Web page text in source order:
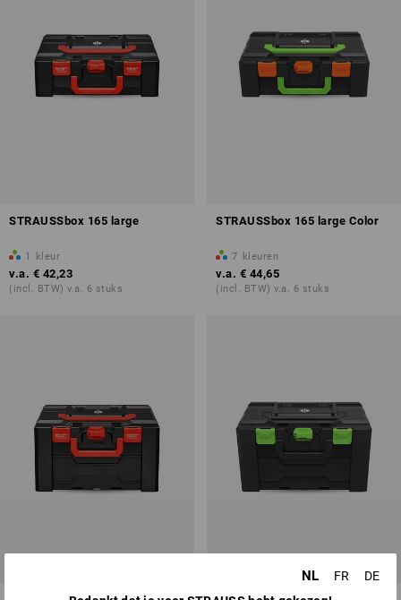
STRAUSSbox 165 large
1 kleur
v.a. € 42,23
(incl. BTW) v.a. 6 stuks
STRAUSSbox 165 large Color
7 kleuren
v.a. € 44,65
(incl. BTW) v.a. 6 stuks
NL FR
DE